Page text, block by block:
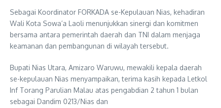
Sebagai Koordinator FORKADA se-Kepulauan Nias, kehadiran
Wali Kota Sowa’a Laoli menunjukkan sinergi dan komitmen
bersama antara pemerintah daerah dan TNI dalam menjaga
keamanan dan pembangunan di wilayah tersebut.
Bupati Nias Utara, Amizaro Waruwu, mewakili kepala daerah
se-kepulauan Nias menyampaikan, terima kasih kepada Letkol
Inf Torang Parulian Malau atas pengabdian 2 tahun 1 bulan
sebagai Dandim 0213/Nias dan